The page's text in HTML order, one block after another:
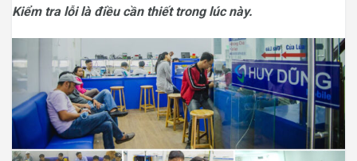
Kiểm tra lỗi là điều cần thiết trong lúc này.